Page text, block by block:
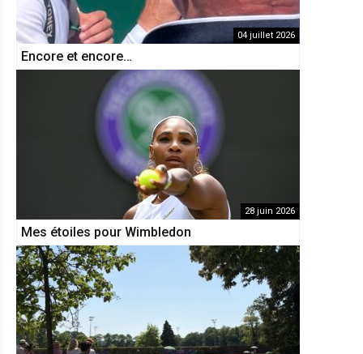
04 juillet 2026
Encore et encore…
28 juin 2026
Mes étoiles pour Wimbledon